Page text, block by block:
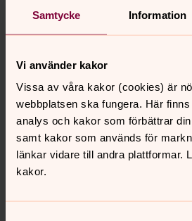
Samtycke Information
Vi använder kakor
Vissa av våra kakor (cookies) är
webbplatsen ska fungera. Här
analys och kakor som förbättrar
samt kakor som används för
länkar vidare till andra plattformar.
kakor.
Vi bjuder på ett brett utbud av
för våren 2026.
Träffpunkter
Till våra verksamheter och
oavsett livsåskådning. Vi finns här
och församlingslokaler, genom
samtal. Vi ser fram emot att dela